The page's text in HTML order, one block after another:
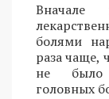
Вначале
болями
раза чаще,
не было
головных